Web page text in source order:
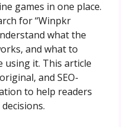
games in one place.
for “Winpkr
what the
and what to
using it. This article
and SEO-
to help readers